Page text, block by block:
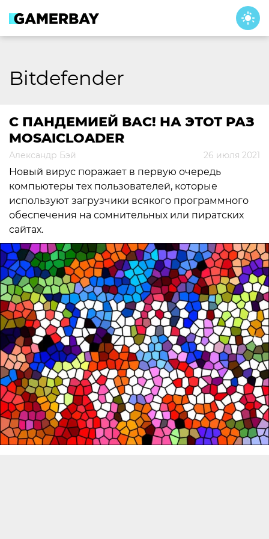
content
Bitdefender
С ПАНДЕМИЕЙ ВАС! НА ЭТОТ РАЗ
MOSAICLOADER
Александр Бэй 26 июля 2021
Новый вирус поражает в первую очередь
компьютеры тех пользователей, которые
используют загрузчики всякого программного
обеспечения на сомнительных или пиратских
сайтах.